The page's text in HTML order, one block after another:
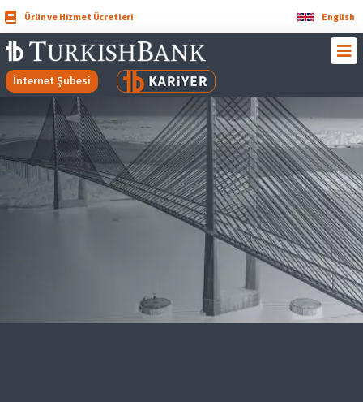
English
Ürün ve Hizmet Ücretleri
İnternet Şubesi